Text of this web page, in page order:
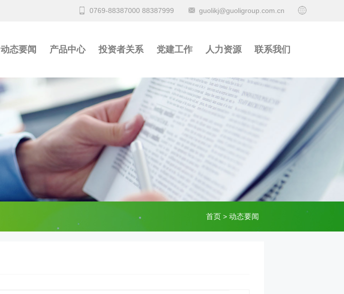
0769-88387000 88387999 guolikj@guoligroup.com.cn
动态要闻 产品中心 投资者关系 党建工作 人力资源 联系我们
首页 > 动态要闻